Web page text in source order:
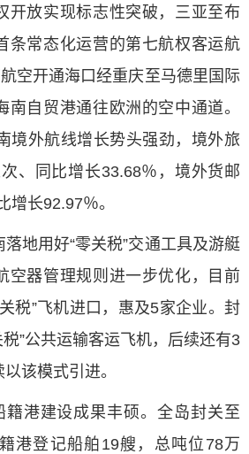
开放实现标志性突破，三亚至布
条常态化运营的第七航权客运航
空开通海口经重庆至马德里国际
南自贸港通往欧洲的空中通道。
境外航线增长势头强劲，境外旅
、同比增长33.68％，境外货邮
增长92.97％。
地用好“零关税”交通工具及游艇
空器管理规则进一步优化，目前
税”飞机进口，惠及5家企业。封
”公共运输客运飞机，后续还有3
该模式引进。
籍港建设成果丰硕。全岛封关至
港登记船舶19艘，总吨位78万